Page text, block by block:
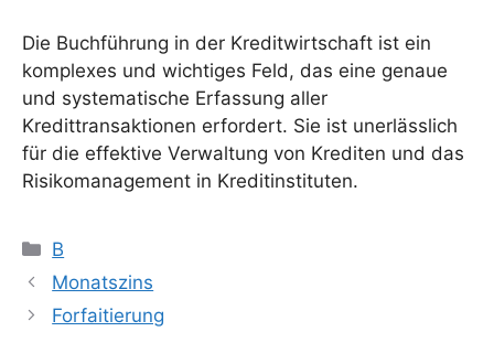
Die Buchführung in der Kreditwirtschaft ist ein
komplexes und wichtiges Feld, das eine genaue
und systematische Erfassung aller
Kredittransaktionen erfordert. Sie ist unerlässlich
für die effektive Verwaltung von Krediten und das
Risikomanagement in Kreditinstituten.
Kategorien
B
Monatszins
Forfaitierung